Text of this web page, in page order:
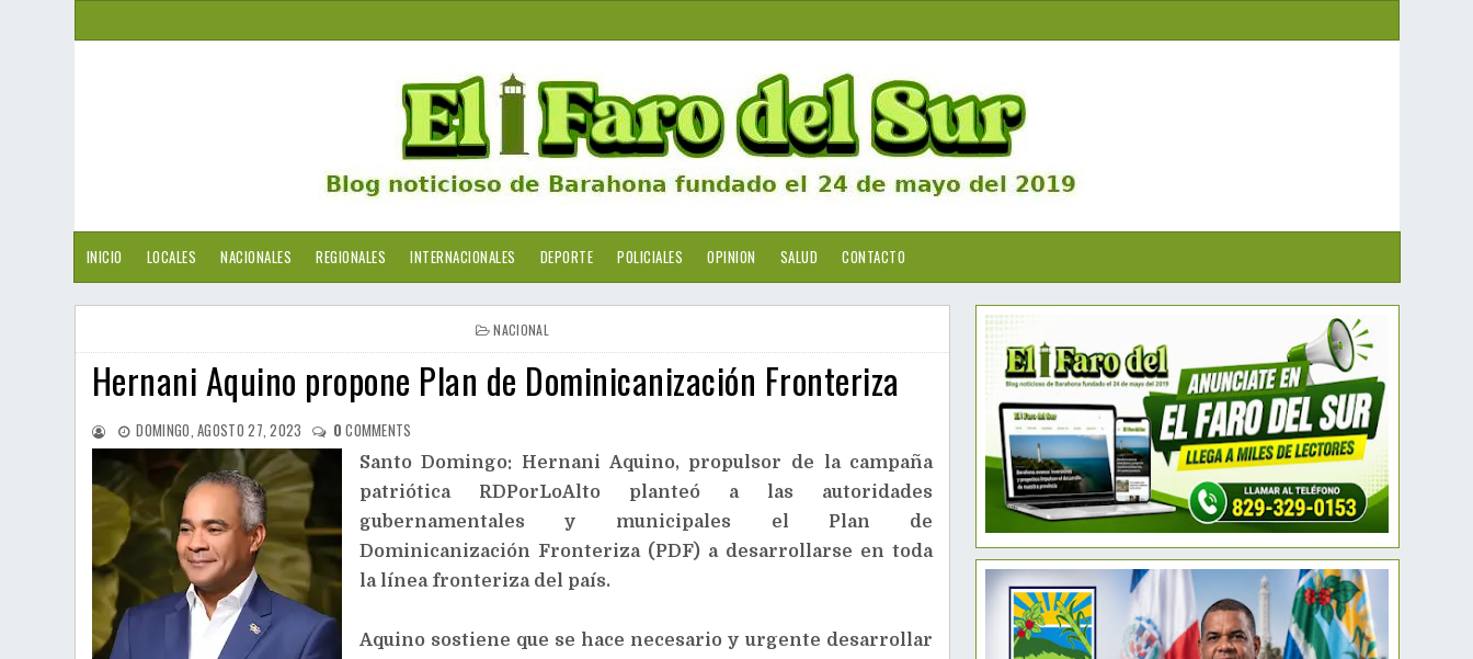
INICIO LOCALES NACIONALES REGIONALES INTERNACIONALES DEPORTE POLICIALES OPINION SALUD CONTACTO
NACIONAL
Hernani Aquino propone Plan de Dominicanización Fronteriza
DOMINGO, AGOSTO 27, 2023 0 COMMENTS
Santo Domingo: Hernani Aquino, propulsor de la campaña
patriótica RDPorLoAlto planteó a las autoridades
gubernamentales y municipales el Plan de
Dominicanización Fronteriza (PDF) a desarrollarse en toda
la línea fronteriza del país.
Aquino sostiene que se hace necesario y urgente desarrollar